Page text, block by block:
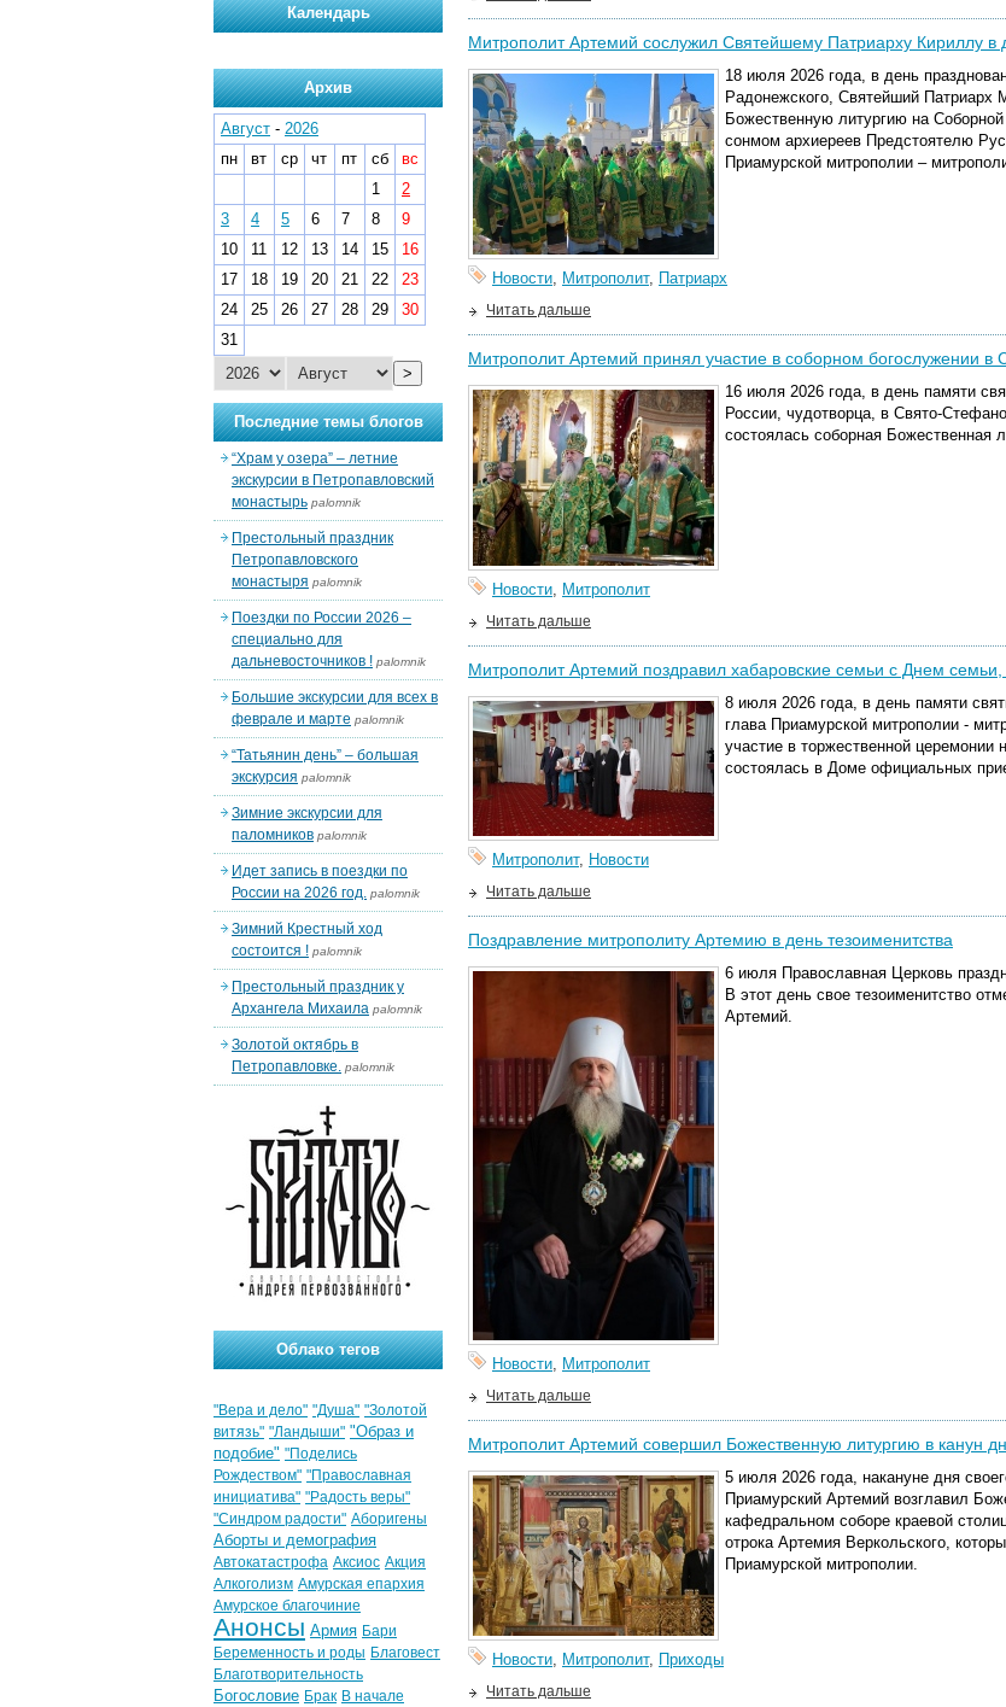
Митрополит Артемий сослужил Святейшему Патриарху Кириллу в
18 июля 2026 года, в день
Радонежского, Святейший Патриарх
Божественную литургию на
сонмом архиереев Предстоятелю
Приамурской митрополии –
Новости, Митрополит, Патриарх
Читать дальше
Митрополит Артемий принял участие в соборном богослужении в
16 июля 2026 года, в день памяти
России, чудотворца, в Свято-
состоялась соборная Божественная
Новости, Митрополит
Читать дальше
Митрополит Артемий поздравил хабаровские семьи с Днем
8 июля 2026 года, в день памяти
глава Приамурской митрополии -
участие в торжественной церемонии
состоялась в Доме официальных
Митрополит, Новости
Читать дальше
Поздравление​ митрополиту Артемию в день тезоименитства
6 июля Православная Церковь
В этот день свое тезоименитство
Артемий.
Новости, Митрополит
Читать дальше
Митрополит Артемий совершил Божественную литургию в канун
5 июля 2026 года, накануне дня
Приамурский Артемий возглавил
кафедральном соборе краевой
отрока Артемия Веркольского,
Приамурской митрополии.
Новости, Митрополит, Приходы
Читать дальше
Календарь
Архив
Август - 2026
пн
вт ср чт пт сб
вс
1
2
3
4 5 6 7 8
9
10
11 12 13 14 15
16
17
18 19 20 21 22
23
24
25 26 27 28 29
30
31
>
Последние темы блогов
“Храм у озера” – летние
экскурсии в Петропавловский
монастырь palomnik
Престольный праздник
Петропавловского
монастыря palomnik
Поездки по России 2026 –
специально для
дальневосточников ! palomnik
Большие экскурсии для всех в
феврале и марте palomnik
“Татьянин день” – большая
экскурсия palomnik
Зимние экскурсии для
паломников palomnik
Идет запись в поездки по
России на 2026 год. palomnik
Зимний Крестный ход
состоится ! palomnik
Престольный праздник у
Архангела Михаила palomnik
Золотой октябрь в
Петропавловке. palomnik
Облако тегов
"Вера и дело" "Душа" "Золотой
витязь" "Ландыши" "Образ и
подобие" "Поделись
Рождеством" "Православная
инициатива" "Радость веры"
"Синдром радости" Аборигены
Аборты и демография
Автокатастрофа Аксиос Акция
Алкоголизм Амурская епархия
Амурское благочиние
Анонсы Армия Бари
Беременность и роды Благовест
Благотворительность
Богословие Брак В начале